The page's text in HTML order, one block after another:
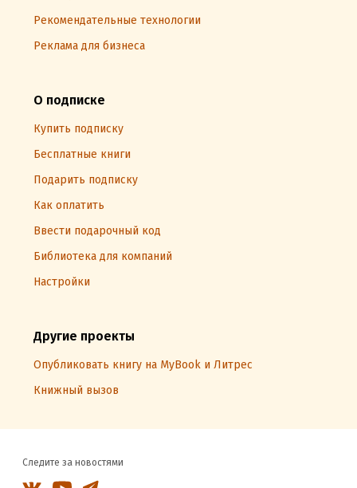
Рекомендательные технологии
Реклама для бизнеса
О подписке
Купить подписку
Бесплатные книги
Подарить подписку
Как оплатить
Ввести подарочный код
Библиотека для компаний
Настройки
Другие проекты
Опубликовать книгу на MyBook и Литрес
Книжный вызов
Следите за новостями